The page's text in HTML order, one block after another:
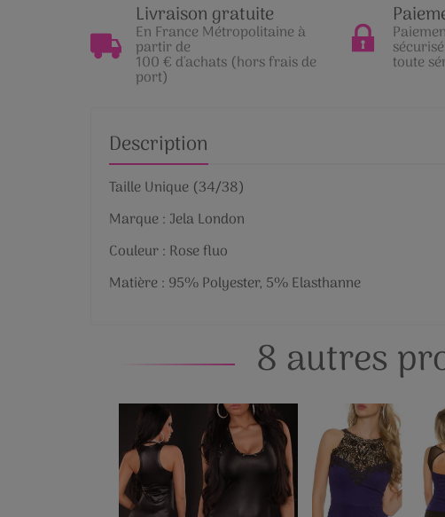
Livraison gratuite
En France Métropolitaine à
partir de
100 € d'achats (hors frais de
port)
toute
Description
Taille Unique (34/38)
Marque : Jela London
Couleur : Rose fluo
Matière : 95% Polyester, 5% Elasthanne
8 autres